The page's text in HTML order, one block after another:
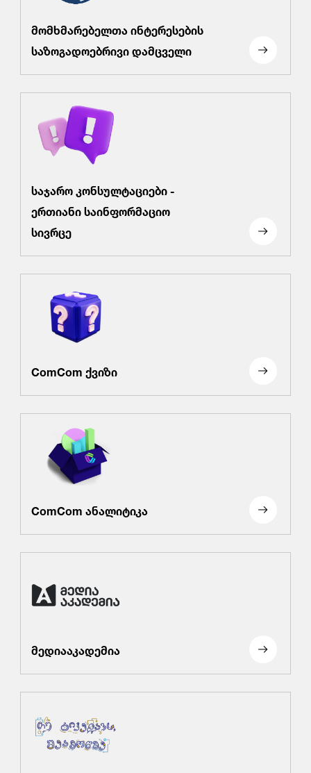
მომხმარებელთა ინტერესების
საზოგადოებრივი დამცველი
საჯარო კონსულტაციები -
ერთიანი საინფორმაციო
სივრცე
ComCom ქვიზი
ComCom ანალიტიკა
მედიააკადემია